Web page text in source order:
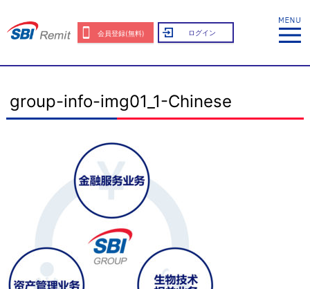
会員登録(無料) ログイン
group-info-img01_1-Chinese